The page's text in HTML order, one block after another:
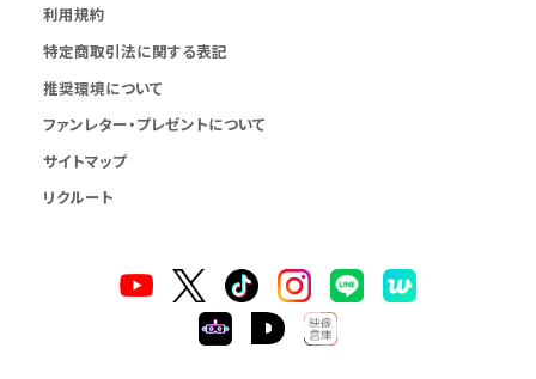
利用規約
特定商取引法に関する表記
推奨環境について
ファンレター・プレゼントについて
サイトマップ
リクルート